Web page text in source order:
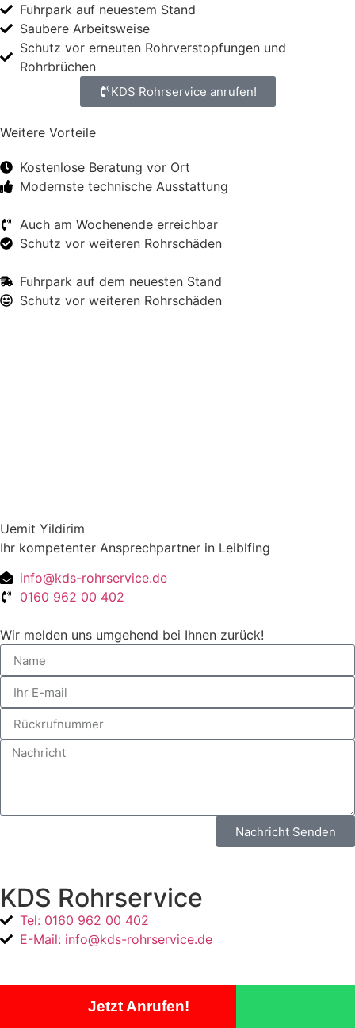
Fuhrpark auf neuestem Stand
Saubere Arbeitsweise
Schutz vor erneuten Rohrverstopfungen und
Rohrbrüchen
KDS Rohrservice anrufen!
Weitere Vorteile
Kostenlose Beratung vor Ort
Modernste technische Ausstattung
Auch am Wochenende erreichbar
Schutz vor weiteren Rohrschäden
Fuhrpark auf dem neuesten Stand
Schutz vor weiteren Rohrschäden
Uemit Yildirim
Ihr kompetenter Ansprechpartner in Leiblfing
info@kds-rohrservice.de
0160 962 00 402
Wir melden uns umgehend bei Ihnen zurück!
Nachricht Senden
KDS Rohrservice
Tel: 0160 962 00 402
E-Mail: info@kds-rohrservice.de
ImpressumDatenschutz
Jetzt Anrufen!